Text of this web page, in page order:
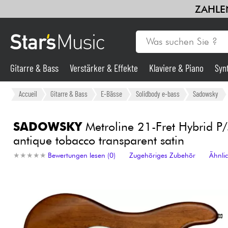
Gitarre & Bass
Synths & samplers
Mikros
Violinen & Quartett
Gitarre & Bass Verstärker & Effekte Klaviere & Piano
Accueil Gitarre & Bass E-Bässe Solidbody e-bass Sadowsky
SADOWSKYMetroline 21-Fret Hybrid P/
antique tobacco transparent satin
★ ★ ★ ★ ★
★ ★ ★ ★ ★ Bewertungen lesen (0) Zugehöriges Zubehör